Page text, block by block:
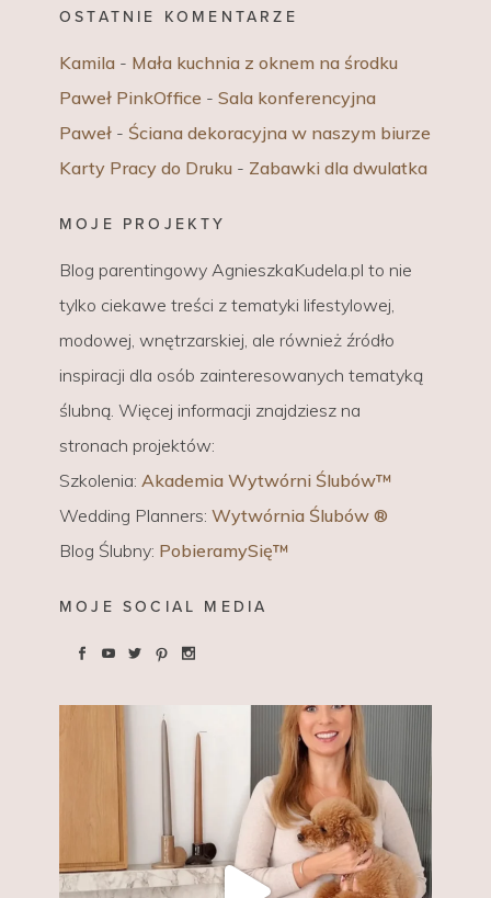
OSTATNIE KOMENTARZE
Kamila - Mała kuchnia z oknem na środku
Paweł PinkOffice - Sala konferencyjna
Paweł - Ściana dekoracyjna w naszym biurze
Karty Pracy do Druku - Zabawki dla dwulatka
MOJE PROJEKTY
Blog parentingowy AgnieszkaKudela.pl to nie
tylko ciekawe treści z tematyki lifestylowej,
modowej, wnętrzarskiej, ale również źródło
inspiracji dla osób zainteresowanych tematyką
ślubną. Więcej informacji znajdziesz na
stronach projektów:
Szkolenia: Akademia Wytwórni Ślubów™
Wedding Planners: Wytwórnia Ślubów ®
Blog Ślubny: PobieramySię™
MOJE SOCIAL MEDIA